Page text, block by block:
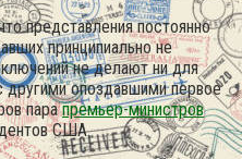
представления постоянно
принципиально не
не делают ни для
другими опоздавшими первое
парапремьер-министров
США.